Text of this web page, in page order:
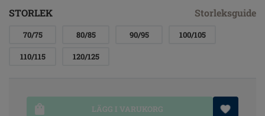
STORLEK Storleksguide
70/75 80/85 90/95 100/105
110/115 120/125
LÄGG I VARUKORG